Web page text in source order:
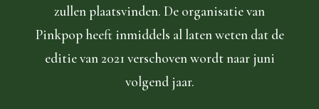
zullen plaatsvinden. De organisatie van
Pinkpop heeft inmiddels al laten weten dat de
editie van 2021 verschoven wordt naar juni
volgend jaar.